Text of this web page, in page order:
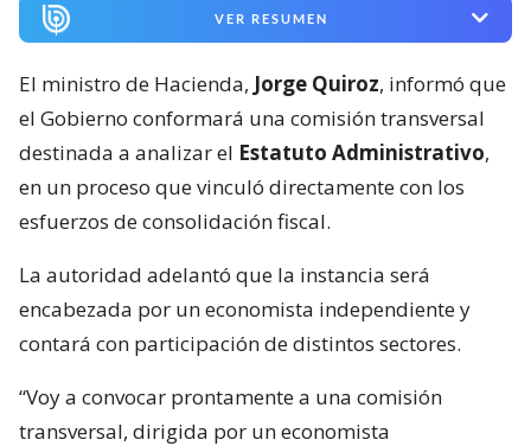
VER RESUMEN
El ministro de Hacienda, Jorge Quiroz, informó que
el Gobierno conformará una comisión transversal
destinada a analizar el Estatuto Administrativo,
en un proceso que vinculó directamente con los
esfuerzos de consolidación fiscal.
La autoridad adelantó que la instancia será
encabezada por un economista independiente y
contará con participación de distintos sectores.
“Voy a convocar prontamente a una comisión
transversal, dirigida por un economista